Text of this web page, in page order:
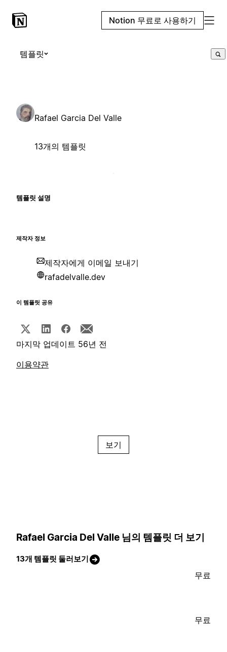
Notion 무료로 사용하기
템플릿
Rafael Garcia Del Valle
13개의 템플릿
템플릿 설명
제작자 정보
제작자에게 이메일 보내기
rafadelvalle.dev
이 템플릿 공유
마지막 업데이트 56년 전
이용약관
보기
Rafael Garcia Del Valle 님의 템플릿 더 보기
13개 템플릿 둘러보기
무료
무료